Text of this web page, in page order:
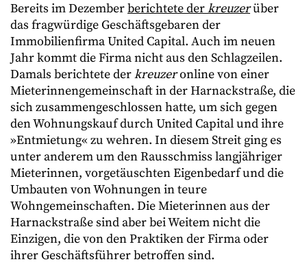
Bereits im Dezemberberichtete derkreuzerüber
das fragwürdige Geschäftsgebaren der
Immobilienfirma United Capital. Auch im neuen
Jahr kommt die Firma nicht aus den Schlagzeilen.
Damals berichtete derkreuzeronline von einer
Mieterinnengemeinschaft in der Harnackstraße, die
sich zusammengeschlossen hatte, um sich gegen
den Wohnungskauf durch United Capital und ihre
»Entmietung« zu wehren. In diesem Streit ging es
unter anderem um den Rausschmiss langjähriger
Mieterinnen, vorgetäuschten Eigenbedarf und die
Umbauten von Wohnungen in teure
Wohngemeinschaften. Die Mieterinnen aus der
Harnackstraße sind aber bei Weitem nicht die
Einzigen, die von den Praktiken der Firma oder
ihrer Geschäftsführer betroffen sind.